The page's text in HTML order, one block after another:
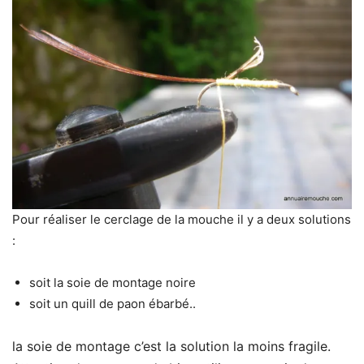
Pour réaliser le cerclage de la mouche il y a deux solutions
:
soit la soie de montage noire
soit un quill de paon ébarbé..
la soie de montage c’est la solution la moins fragile.